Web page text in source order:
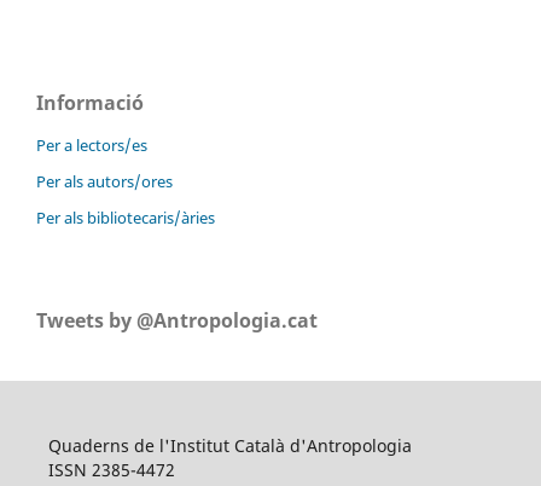
Informació
Per a lectors/es
Per als autors/ores
Per als bibliotecaris/àries
Tweets by @Antropologia.cat
Quaderns de l'Institut Català d'Antropologia
ISSN 2385-4472